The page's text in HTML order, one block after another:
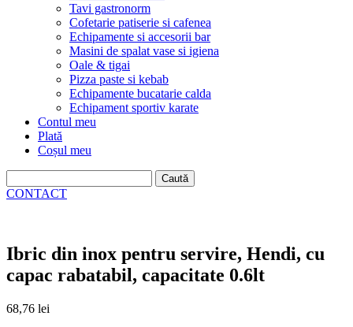
Tavi gastronorm
Cofetarie patiserie si cafenea
Echipamente si accesorii bar
Masini de spalat vase si igiena
Oale & tigai
Pizza paste si kebab
Echipamente bucatarie calda
Echipament sportiv karate
Contul meu
Plată
Coșul meu
după:
CONTACT
Ibric din inox pentru servire, Hendi, cu
capac rabatabil, capacitate 0.6lt
68,76 lei